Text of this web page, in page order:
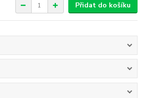
Přidat do košíku